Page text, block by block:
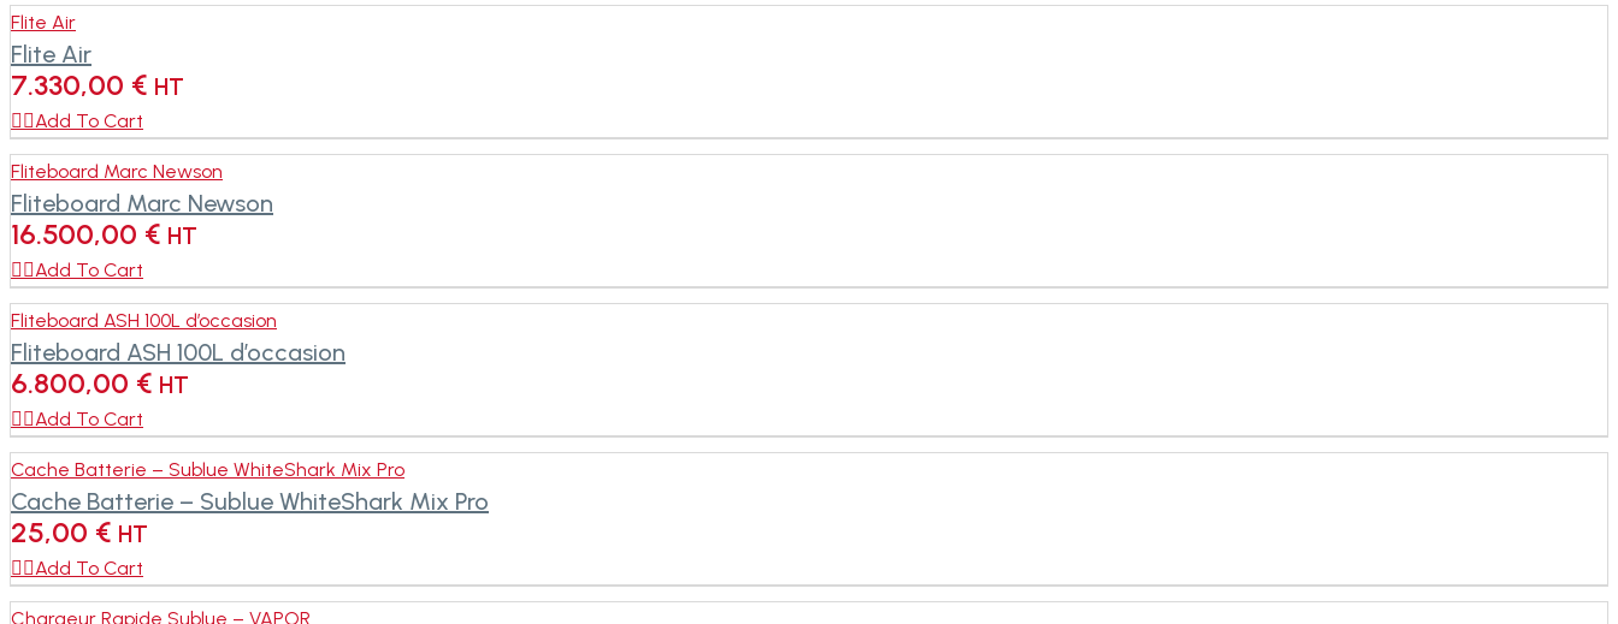
Flite Air
Flite Air
7.330,00 € HT
Add To Cart
Fliteboard Marc Newson
Fliteboard Marc Newson
16.500,00 € HT
Add To Cart
Fliteboard ASH 100L d’occasion
Fliteboard ASH 100L d’occasion
6.800,00 € HT
Add To Cart
Cache Batterie – Sublue WhiteShark Mix Pro
Cache Batterie – Sublue WhiteShark Mix Pro
25,00 € HT
Add To Cart
Chargeur Rapide Sublue – VAPOR